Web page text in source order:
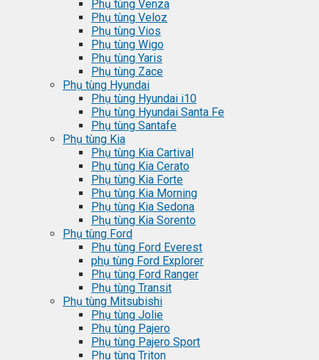
Phụ tùng Venza
Phụ tùng Veloz
Phụ tùng Vios
Phụ tùng Wigo
Phụ tùng Yaris
Phụ tùng Zace
Phụ tùng Hyundai
Phụ tùng Hyundai i10
Phụ tùng Hyundai Santa Fe
Phụ tùng Santafe
Phụ tùng Kia
Phụ tùng Kia Cartival
Phụ tùng Kia Cerato
Phụ tùng Kia Forte
Phụ tùng Kia Morning
Phụ tùng Kia Sedona
Phụ tùng Kia Sorento
Phụ tùng Ford
Phụ tùng Ford Everest
phụ tùng Ford Explorer
Phụ tùng Ford Ranger
Phụ tùng Transit
Phụ tùng Mitsubishi
Phụ tùng Jolie
Phụ tùng Pajero
Phụ tùng Pajero Sport
Phụ tùng Triton